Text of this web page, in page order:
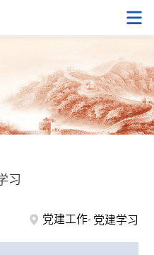
习
党建工作 党建学习